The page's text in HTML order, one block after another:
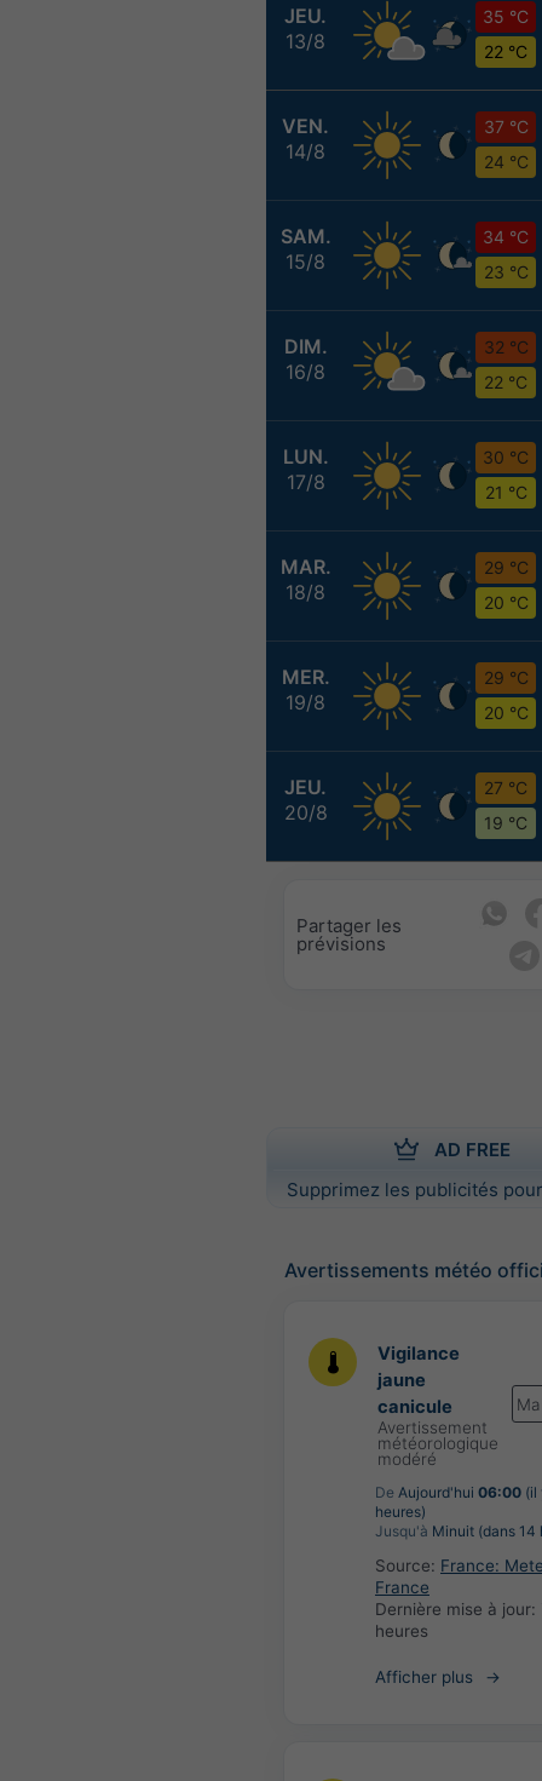
JEU.
13/8
35 °C
22 °C
VEN.
14/8
37 °C
24 °C
SAM.
15/8
34 °C
23 °C
DIM.
16/8
32 °C
22 °C
LUN.
17/8
30 °C
21 °C
MAR.
18/8
29 °C
20 °C
MER.
19/8
29 °C
20 °C
JEU.
20/8
27 °C
19 °C
Partager les
prévisions
AD FREE
Supprimez les publicités
Avertissements météo
Vigilance
jaune
canicule
Avertissement
météorologique
modéré
De Aujourd'hui 06:00 (il
heures)
Jusqu'à Minuit (dans 14
Source: France:
France
Dernière mise à jour:
heures
Afficher plus